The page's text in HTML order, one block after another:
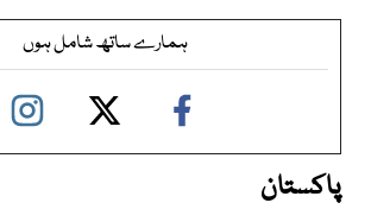
ہمارے ساتھ شامل ہوں
پاکستان